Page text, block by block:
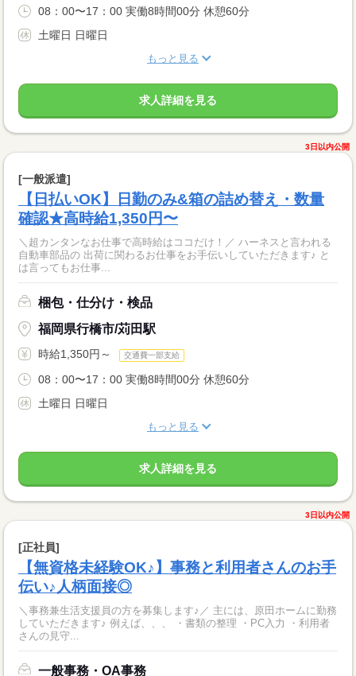
08：00〜17：00 実働8時間00分 休憩60分
土曜日 日曜日
もっと見る
求人詳細を見る
3日以内公開
[一般派遣]
【日払いOK】日勤のみ&箱の詰め替え・数量
確認★高時給1,350円〜
＼超カンタンなお仕事で高時給はココだけ！／ ハーネスと言われる
自動車部品の 出荷に関わるお仕事をお手伝いしていただきます♪ と
は言ってもお仕事...
梱包・仕分け・検品
福岡県行橋市/苅田駅
時給1,350円～ 交通費一部支給
08：00〜17：00 実働8時間00分 休憩60分
土曜日 日曜日
もっと見る
求人詳細を見る
3日以内公開
[正社員]
【無資格未経験OK♪】事務と利用者さんのお手
伝い♪人柄面接◎
＼事務兼生活支援員の方を募集します♪／ 主には、原田ホームに勤務
していただきます♪ 例えば、、、 ・書類の整理 ・PC入力 ・利用者
さんの見守...
一般事務・OA事務